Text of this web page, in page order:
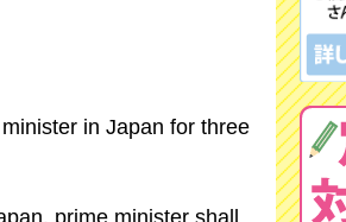
in Japan for three
prime minister shall